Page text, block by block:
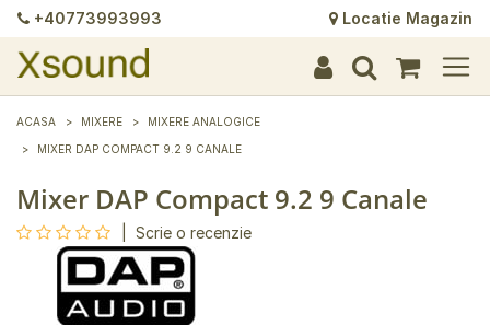
+40773993993 Locatie Magazin
+
+
+
+
+
+
+
+
+
+
+
+
+
+
ACASA MIXERE MIXERE ANALOGICE
MIXER DAP COMPACT 9.2 9 CANALE
Mixer DAP Compact 9.2 9 Canale
Scrie o recenzie